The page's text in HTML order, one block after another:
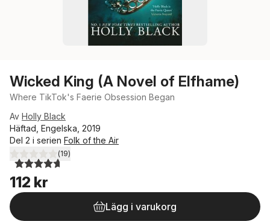
Wicked King (A Novel of Elfhame)
Where TikTok's Faerie Obsession Began
Av Holly Black
Häftad, Engelska, 2019
Del 2 i serien Folk of the Air
4,7utav 5 stjärnor. Totalt antal röster:
(19)
112 kr
Lägg i varukorg